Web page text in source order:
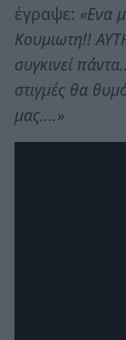
έγραψε: «Ενα
Κουμιωτη!!
συγκινεί
στιγμές θα
μας….»